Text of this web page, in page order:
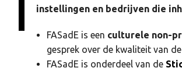
instellingen en bedrijven die
FASadE is een culturele non-
gesprek over de kwaliteit van
FASadE is onderdeel van de